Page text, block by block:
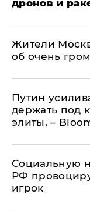
дронов и
Жители
об очень
Путин
держать под
элиты, –
Социальную
РФ
игрок